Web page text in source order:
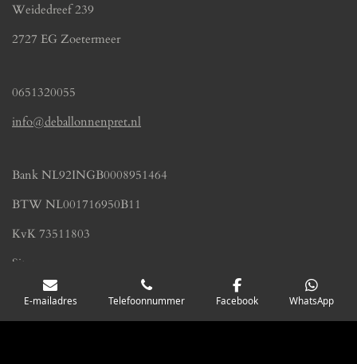
Weidedreef 239
2727 EG Zoetermeer
0651320055
info@deballonnenpret.nl
Bank NL92INGB0008951464
BTW NL001716950B11
KvK 73511803
Sitemap
E-mailadres Telefoonnummer Facebook WhatsApp